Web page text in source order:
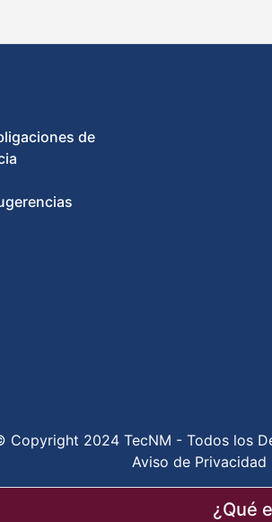
de
Copyright 2024 TecNM - Todos los
Aviso de Privacidad
¿Qué